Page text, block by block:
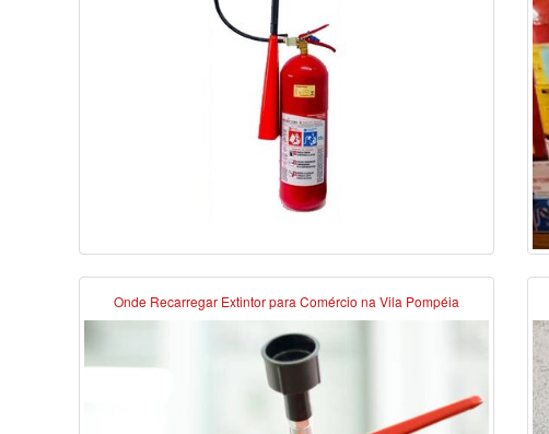
Onde Recarregar Extintor para Comércio na Vila Pompéia